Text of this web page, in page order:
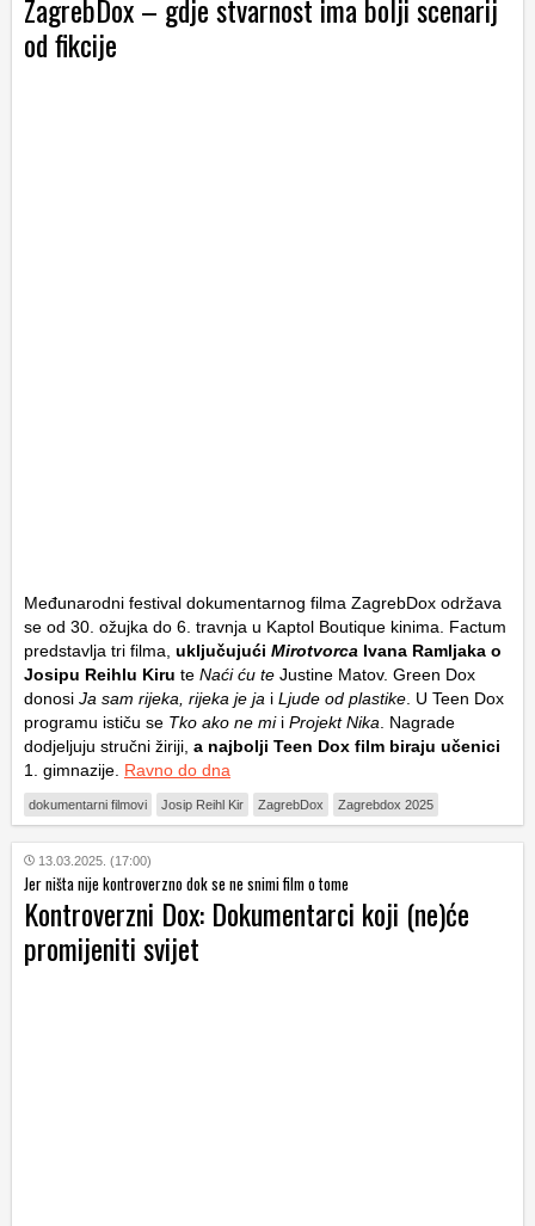
ZagrebDox – gdje stvarnost ima bolji scenarij
od fikcije
Međunarodni festival dokumentarnog filma ZagrebDox održava
se od 30. ožujka do 6. travnja u Kaptol Boutique kinima. Factum
predstavlja tri filma, uključujući Mirotvorca Ivana Ramljaka o
Josipu Reihlu Kiru te Naći ću te Justine Matov. Green Dox
donosi Ja sam rijeka, rijeka je ja i Ljude od plastike . U Teen Dox
programu ističu se Tko ako ne mii Projekt Nika . Nagrade
dodjeljuju stručni žiriji, a najbolji Teen Dox film biraju učenici
1. gimnazije. Ravno do dna
dokumentarni filmovi Josip Reihl Kir ZagrebDox Zagrebdox 2025
13.03.2025. (17:00)
Jer ništa nije kontroverzno dok se ne snimi film o tome
Kontroverzni Dox: Dokumentarci koji (ne)će
promijeniti svijet